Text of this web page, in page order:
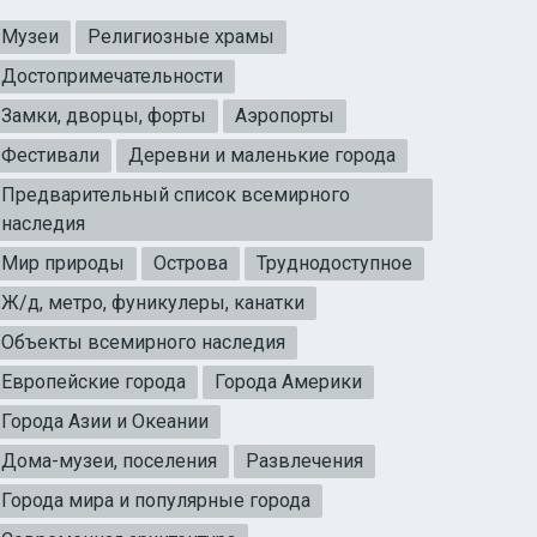
Музеи
Религиозные храмы
Достопримечательности
Замки, дворцы, форты
Аэропорты
Фестивали
Деревни и маленькие города
Предварительный список всемирного
наследия
Мир природы
Острова
Труднодоступное
Ж/д, метро, фуникулеры, канатки
Объекты всемирного наследия
Европейские города
Города Америки
Города Азии и Океании
Дома-музеи, поселения
Развлечения
Города мира и популярные города